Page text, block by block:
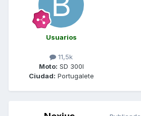
Usuarios
11,5k
Moto: SD 300I
Ciudad: Portugalete